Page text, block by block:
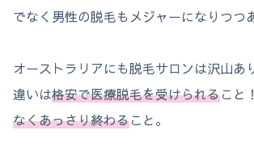
でなく男性の脱毛もメジャーになりつつ
オーストラリアにも脱毛サロンは沢山あ
違いは格安で医療脱毛を受けられること
なくあっさり終わること。